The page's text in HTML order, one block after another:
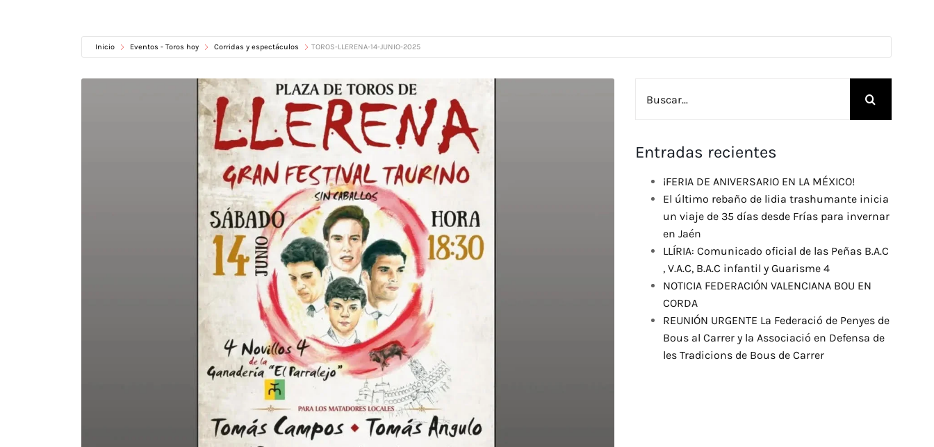
Inicio Eventos - Toros hoy Corridas y espectáculos TOROS-LLERENA-14-JUNIO-2025
Entradas recientes
¡FERIA DE ANIVERSARIO EN LA MÉXICO!
El último rebaño de lidia trashumante inicia
un viaje de 35 días desde Frías para invernar
en Jaén
LLÍRIA: Comunicado oficial de las Peñas B.A.C
, V.A.C, B.A.C infantil y Guarisme 4
NOTICIA FEDERACIÓN VALENCIANA BOU EN
CORDA
REUNIÓN URGENTE La Federació de Penyes de
Bous al Carrer y la Associació en Defensa de
les Tradicions de Bous de Carrer